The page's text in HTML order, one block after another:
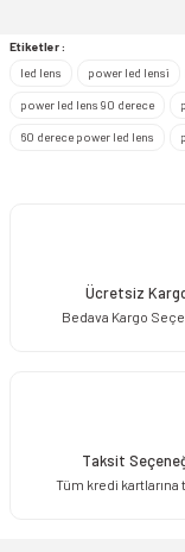
Etiketler :
led lens
power led lensi
power led lens 90 derece
60 derece power led lens
Ücretsiz
Bedava Kargo
Taksit
Tüm kredi kartlarına